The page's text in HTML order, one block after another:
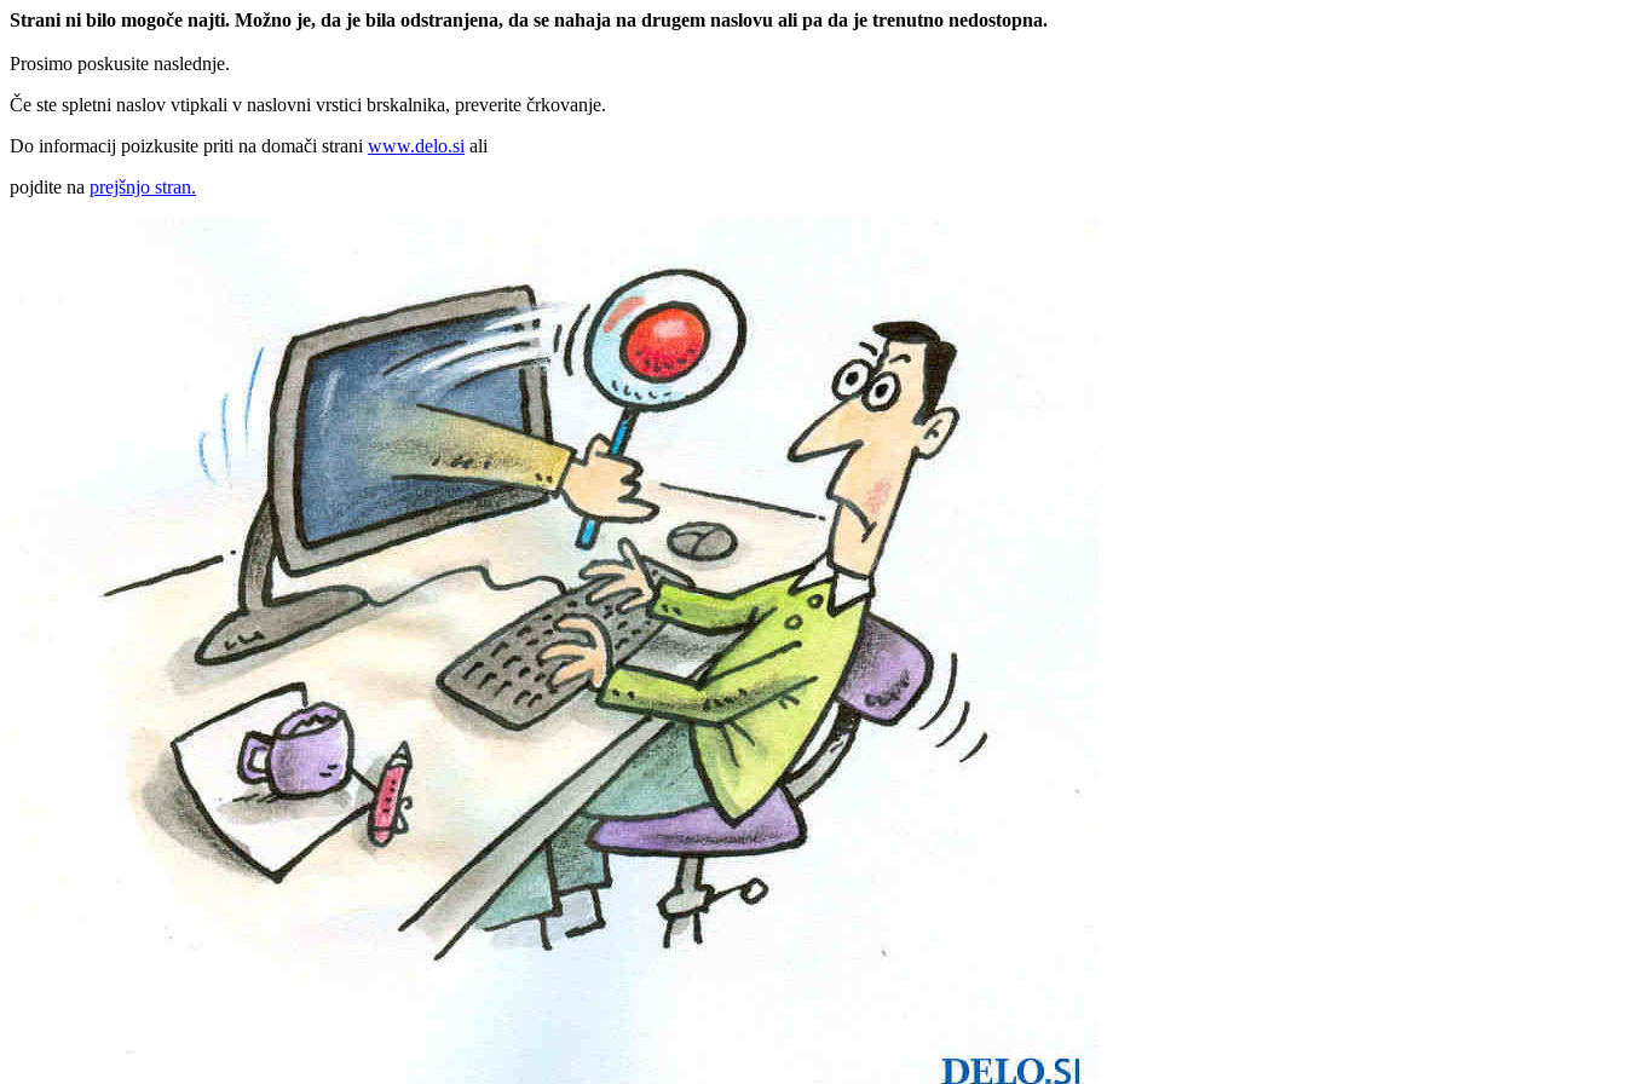
Strani ni bilo mogoče najti. Možno je, da je bila odstranjena, da se nahaja na drugem naslovu ali pa da je trenutno nedostopna.
Prosimo poskusite naslednje.
Če ste spletni naslov vtipkali v naslovni vrstici brskalnika, preverite črkovanje.
Do informacij poizkusite priti na domači strani www.delo.si ali
pojdite na prejšnjo stran.